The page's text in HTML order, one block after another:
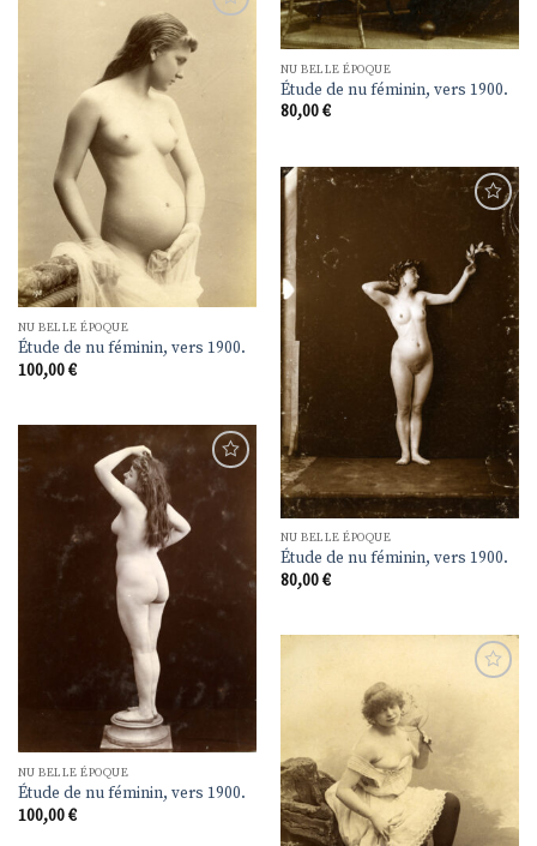
NU BELLE ÉPOQUE
Étude de nu féminin, vers 1900.
80,00€
NU BELLE ÉPOQUE
Étude de nu féminin, vers 1900.
100,00€
Ajouter
à la
liste de
souhaits
NU BELLE ÉPOQUE
Étude de nu féminin, vers 1900.
80,00€
Ajouter
à la
liste de
NU BELLE ÉPOQUE
Étude de nu féminin, vers 1900.
100,00€